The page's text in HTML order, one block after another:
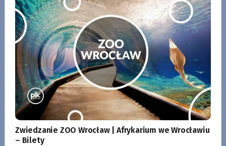
Zwiedzanie ZOO Wrocław | Afrykarium we Wrocławiu
– Bilety